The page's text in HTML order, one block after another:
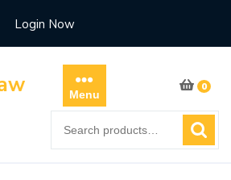
Login Now
Menu
0
for: